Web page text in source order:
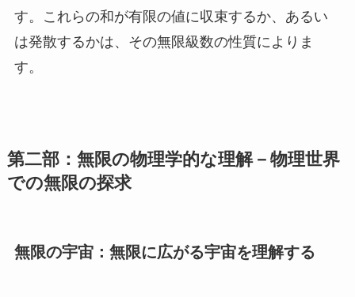
す。これらの和が有限の値に収束するか、あるい
は発散するかは、その無限級数の性質によりま
す。
第二部：無限の物理学的な理解－物理世界
での無限の探求
無限の宇宙：無限に広がる宇宙を理解する